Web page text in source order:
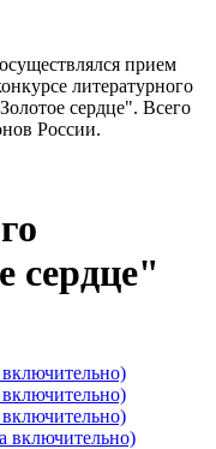
прием
литературного
сердце". Всего
России.
сердце"
включительно)
включительно)
включительно)
включительно)